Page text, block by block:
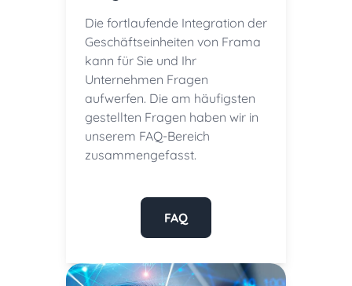
Die fortlaufende Integration der
Geschäftseinheiten von Frama
kann für Sie und Ihr
Unternehmen Fragen
aufwerfen. Die am häufigsten
gestellten Fragen haben wir in
unserem FAQ-Bereich
zusammengefasst.
FAQ